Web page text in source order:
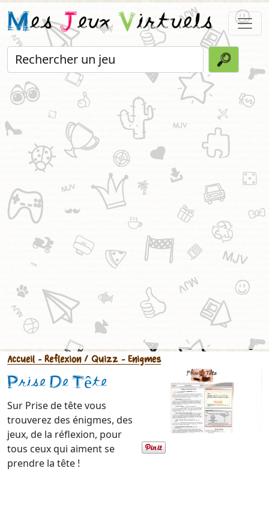
MesJeuxVirtuels
Accueil - Reflexion / Quizz - Enigmes
Prise De Tête
Sur Prise de tête vous
trouverez des énigmes, des
jeux, de la réflexion, pour
tous ceux qui aiment se
prendre la tête !